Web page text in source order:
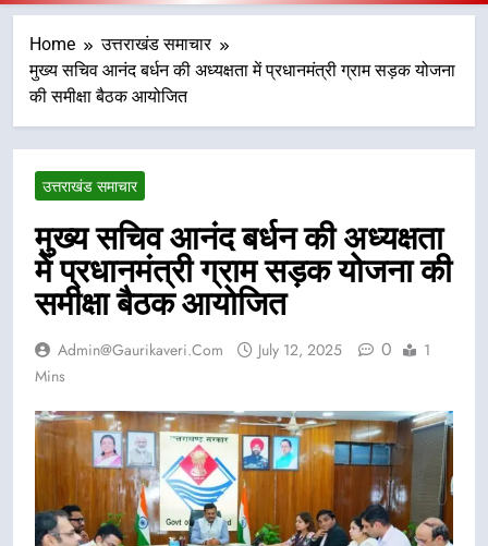
Home
उत्तराखंड समाचार
मुख्य सचिव आनंद बर्धन की अध्यक्षता में प्रधानमंत्री ग्राम सड़क योजना
की समीक्षा बैठक आयोजित
उत्तराखंड समाचार
मुख्य सचिव आनंद बर्धन की अध्यक्षता
में प्रधानमंत्री ग्राम सड़क योजना की
समीक्षा बैठक आयोजित
Admin@gaurikaveri.com July 12, 2025 0
1
Mins